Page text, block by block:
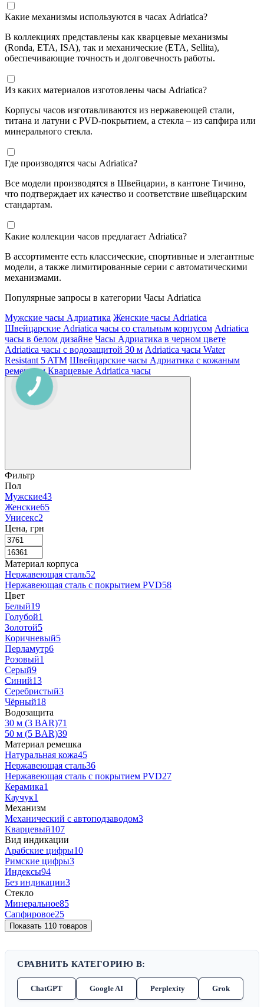
Какие механизмы используются в часах Adriatica?
В коллекциях представлены как кварцевые механизмы
(Ronda, ETA, ISA), так и механические (ETA, Sellita),
обеспечивающие точность и долговечность работы.
Из каких материалов изготовлены часы Adriatica?
Корпусы часов изготавливаются из нержавеющей стали,
титана и латуни с PVD-покрытием, а стекла – из сапфира или
минерального стекла.
Где производятся часы Adriatica?
Все модели производятся в Швейцарии, в кантоне Тичино,
что подтверждает их качество и соответствие швейцарским
стандартам.
Какие коллекции часов предлагает Adriatica?
В ассортименте есть классические, спортивные и элегантные
модели, а также лимитированные серии с автоматическими
механизмами.
Популярные запросы в категории Часы Adriatica
Мужские часы Адриатика Женские часы Adriatica
Швейцарские Adriatica часы со стальным корпусом Adriatica
часы в белом дизайне Часы Адриатика в черном цвете
Adriatica часы с водозащитой 30 м Adriatica часы Water
Resistant 5 ATM Швейцарские часы Адриатика с кожаным
ремешком Кварцевые Adriatica часы
Фильтр
Пол
Мужские43
Женские65
Унисекс2
Цена, грн
Материал корпуса
Нержавеющая сталь52
Нержавеющая сталь с покрытием PVD58
Цвет
Белый19
Голубой1
Золотой5
Коричневый5
Перламутр6
Розовый1
Серый9
Синий13
Серебристый3
Чёрный18
Водозащита
30 м (3 BAR)71
50 м (5 BAR)39
Материал ремешка
Натуральная кожа45
Нержавеющая сталь36
Нержавеющая сталь с покрытием PVD27
Керамика1
Каучук1
Механизм
Механический с автоподзаводом3
Кварцевый107
Вид индикации
Арабские цифры10
Римские цифры3
Индексы94
Без индикации3
Стекло
Минеральное85
Сапфировое25
Показать 110 товаров
СРАВНИТЬ КАТЕГОРИЮ В:
ChatGPT Google AI Perplexity Grok